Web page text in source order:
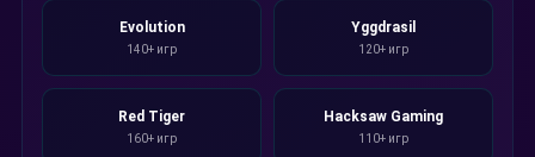
Evolution
140+ игр
Yggdrasil
120+ игр
Red Tiger
160+ игр
Hacksaw Gaming
110+ игр